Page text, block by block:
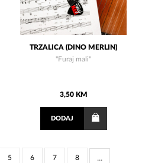
TRZALICA (DINO MERLIN)
''Furaj mali''
3,50 KM
DODAJ
5 6 7 8 ...